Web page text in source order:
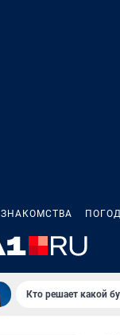
ЗНАКОМСТВА
Кто решает какой